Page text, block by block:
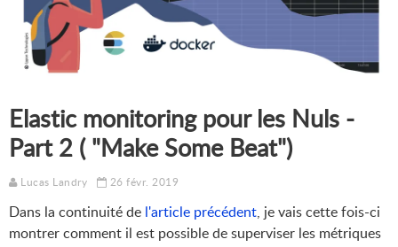
Elastic monitoring pour les Nuls -
Part 2 ( "Make Some Beat")
Lucas Landry 26 févr. 2019
Dans la continuité de l'article précédent, je vais cette fois-ci
montrer comment il est possible de superviser les métriques